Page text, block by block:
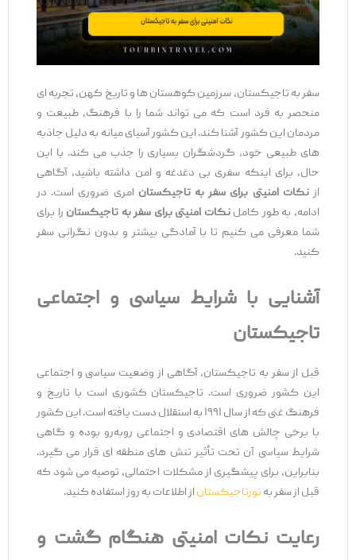
سفر به تاجیکستان، سرزمین کوهستان‌ ها و تاریخ کهن، تجربه ‌ای
منحصر به فرد است که می ‌تواند شما را با فرهنگ، طبیعت و
مردمان این کشور آشنا کند. این کشور آسیای میانه به دلیل جاذبه‌
های طبیعی خود، گردشگران بسیاری را جذب می ‌کند. با این
حال، برای اینکه سفری بی ‌دغدغه و امن داشته باشید، آگاهی
نکات امنیتی برای سفر به تاجیکستانامری ضروری است. در
ادامه، به طور کاملنکات امنیتی برای سفر به تاجیکستانرا برای
شما معرفی می‌ کنیم تا با آمادگی بیشتر و بدون نگرانی سفر
کنید.
آشنایی با شرایط سیاسی و اجتماعی
تاجیکستان
قبل از سفر به تاجیکستان، آگاهی از وضعیت سیاسی و اجتماعی
این کشور ضروری است. تاجیکستان کشوری است با تاریخ و
فرهنگ غنی که از سال ۱۹۹۱ به استقلال دست یافته است. این کشور
با برخی چالش ‌های اقتصادی و اجتماعی روبه‌رو بوده و گاهی
شرایط سیاسی آن تحت تأثیر تنش ‌های منطقه‌ ای قرار می ‌گیرد.
بنابراین، برای پیشگیری از مشکلات احتمالی، توصیه می ‌شود که
قبل از سفر بهتورتاجیکستاناز اطلاعات به روز استفاده کنید.
رعایت نکات امنیتی هنگام گشت و